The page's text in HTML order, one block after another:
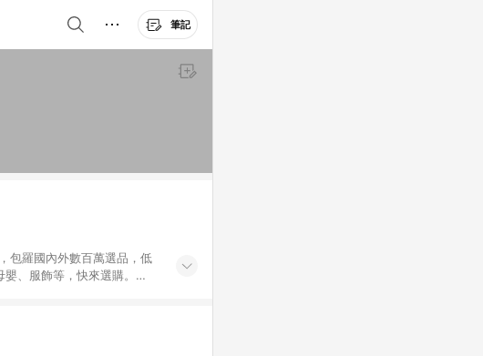
筆記
包羅國內外數百萬選品，低
、服飾等，快來選購。